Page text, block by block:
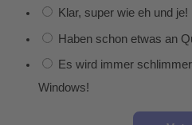
Klar, super wie eh und je!
Haben schon etwas an
Es wird immer
Windows!